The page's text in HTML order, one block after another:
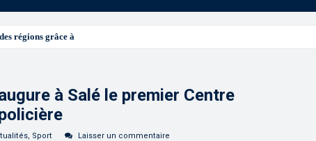
régions grâce à une connectivité aérienne historique de Ry
à Salé le premier Centre
, Sport Laisser un commentaire